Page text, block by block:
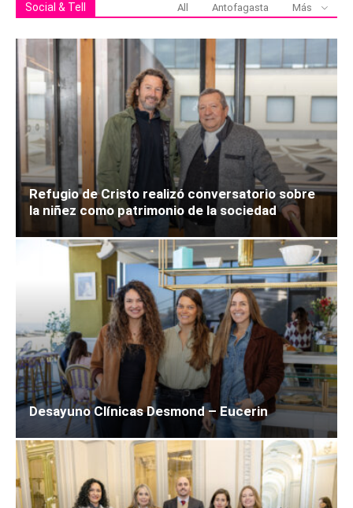
Social & Tell All Antofagasta Más
Refugio de Cristo realizó conversatorio sobre
la niñez como patrimonio de la sociedad
Desayuno Clínicas Desmond – Eucerin